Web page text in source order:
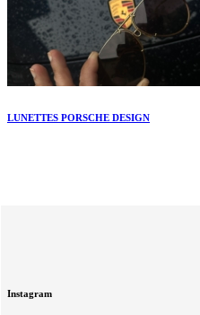
LUNETTES PORSCHE DESIGN
Instagram